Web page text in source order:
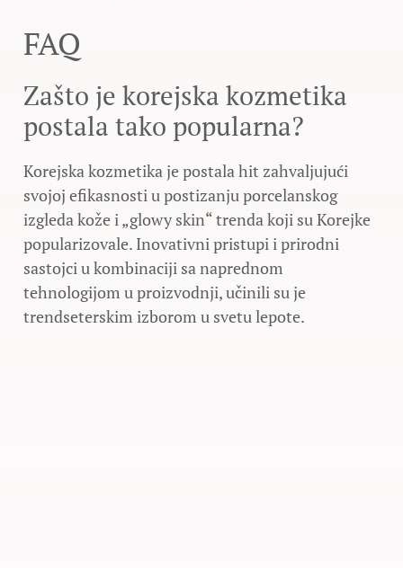
FAQ
Zašto je korejska kozmetika
postala tako popularna?
Korejska kozmetika je postala hit zahvaljujući
svojoj efikasnosti u postizanju porcelanskog
izgleda kože i „glowy skin“ trenda koji su Korejke
popularizovale. Inovativni pristupi i prirodni
sastojci u kombinaciji sa naprednom
tehnologijom u proizvodnji, učinili su je
trendseterskim izborom u svetu lepote.